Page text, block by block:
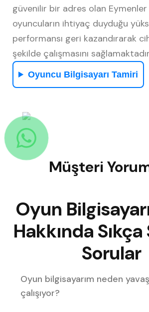
güvenilir bir adres olan
oyuncuların ihtiyaç duyduğu
performansı geri kazandırarak
şekilde çalışmasını
Oyuncu Bilgisayarı Tamiri
Olabiliriz?
Müşteri
Oyun
Hakkında
Sorular
Oyun bilgisayarım neden yavaş
çalışıyor?